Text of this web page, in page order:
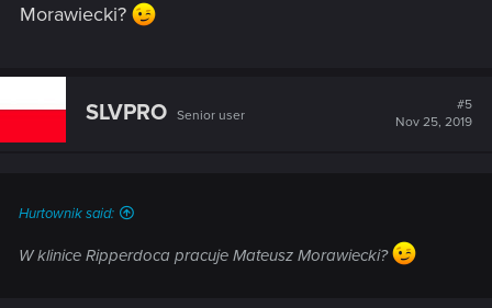
Morawiecki?
SLVPRO Senior user
#5
Nov 25, 2019
Hurtownik said:
W klinice Ripperdoca pracuje Mateusz Morawiecki?